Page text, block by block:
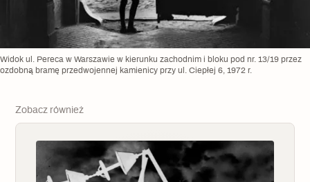
Widok ul. Pereca w Warszawie w kierunku zachodnim i bloku pod nr. 13/19 przez
ozdobną bramę przedwojennej kamienicy przy ul. Ciepłej 6, 1972 r.
Zobacz również